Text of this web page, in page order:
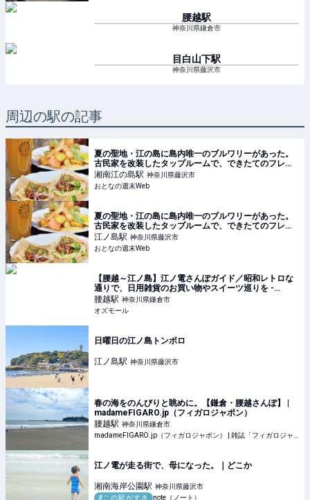
腰越駅
神奈川県鎌倉市
目白山下駅
神奈川県藤沢市
周辺の駅の記事
夏の聖地・江の島に島内唯一のブルワリーがあった。
古民家を改装したタップルームで、できたてのフレッ
シュな一杯を
湘南江の島駅 神奈川県藤沢市
おとなの週末Web
夏の聖地・江の島に島内唯一のブルワリーがあった。
古民家を改装したタップルームで、できたてのフレッ
シュな一杯を
江ノ島駅 神奈川県藤沢市
おとなの週末Web
【腰越～江ノ島】江ノ電さんぽガイド／昭和レトロな
通りで、日用雑貨のお買い物やスイーツ巡りを -
OZmall
腰越駅 神奈川県鎌倉市
オズモール
日曜日の江ノ島トンボロ
江ノ島駅 神奈川県藤沢市
春の海をのんびりと眺めに。【鎌倉・腰越さんぽ】 |
madameFIGARO.jp（フィガロジャポン）
腰越駅 神奈川県鎌倉市
江ノ電が走る街で、母になった。｜どこか
湘南海岸公園駅 神奈川県藤沢市
#この駅がすき
note（ノート）